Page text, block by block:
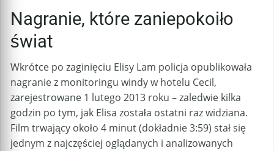
Nagranie, które zaniepokoiło
świat
Wkrótce po zaginięciu Elisy Lam policja opublikowała
nagranie z monitoringu windy w hotelu Cecil,
zarejestrowane 1 lutego 2013 roku – zaledwie kilka
godzin po tym, jak Elisa została ostatni raz widziana.
Film trwający około 4 minut (dokładnie 3:59) stał się
jednym z najczęściej oglądanych i analizowanych